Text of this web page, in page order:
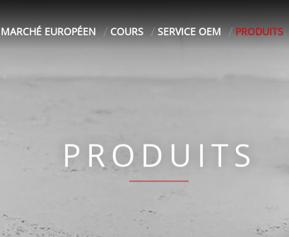
MARCHÉ EUROPÉEN COURS SERVICE OEM PRODUITS
PRODUITS